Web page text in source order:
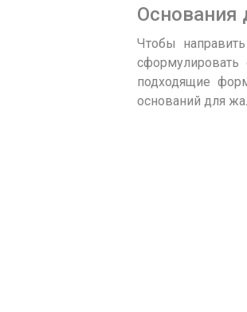
Основания
Чтобы
подходящие
оснований для